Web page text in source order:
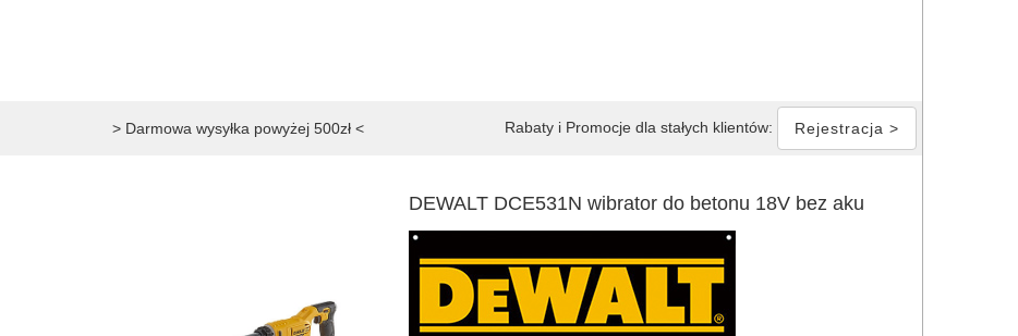
> Darmowa wysyłka powyżej 500zł < Rabaty i Promocje dla stałych klientów: Rejestracja >
DEWALT DCE531N wibrator do betonu 18V bez aku